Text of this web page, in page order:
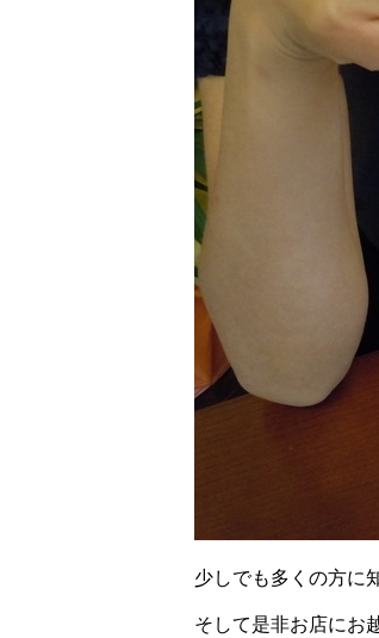
少しでも多くの方に
そして是非お店にお